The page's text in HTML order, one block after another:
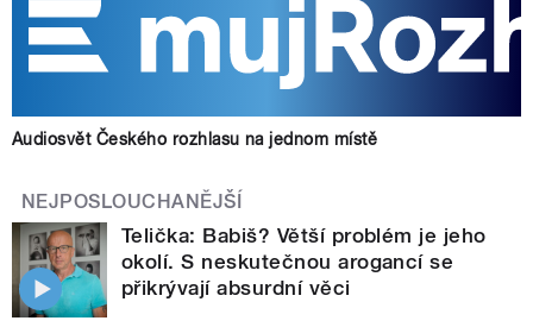
Audiosvět Českého rozhlasu na jednom místě
NEJPOSLOUCHANĚJŠÍ
Telička: Babiš? Větší problém je jeho
okolí. S neskutečnou arogancí se
přikrývají absurdní věci